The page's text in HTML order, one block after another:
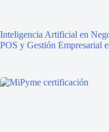
Inteligencia Artificial en
POS y Gestión Empresarial